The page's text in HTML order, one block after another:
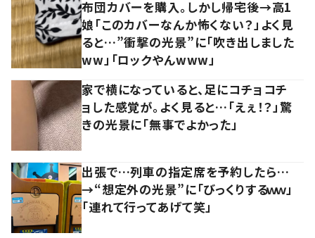
布団カバーを購入。しかし帰宅後→高1
娘「このカバーなんか怖くない？」よく見
ると…”衝撃の光景”に「吹き出しました
ww」「ロックやんwww」
家で横になっていると、足にコチョコチ
ョした感覚が。よく見ると…「えぇ！？」驚
きの光景に「無事でよかった」
出張で…列車の指定席を予約したら…
→“想定外の光景”に「びっくりするｗｗ」
「連れて行ってあげて笑」